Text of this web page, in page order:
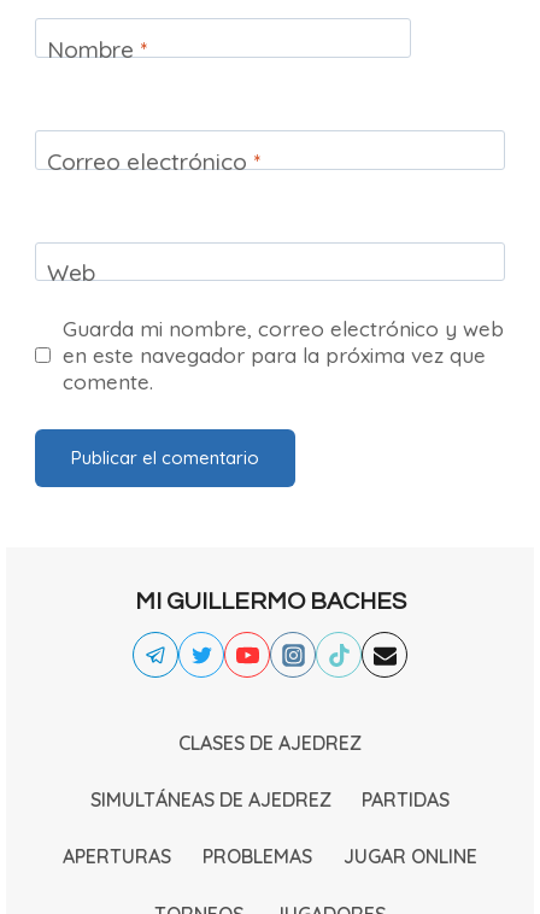
Nombre *
Correo electrónico *
Web
Guarda mi nombre, correo electrónico y web
en este navegador para la próxima vez que
comente.
MI GUILLERMO BACHES
CLASES DE AJEDREZ
SIMULTÁNEAS DE AJEDREZ PARTIDAS
APERTURAS PROBLEMAS JUGAR ONLINE